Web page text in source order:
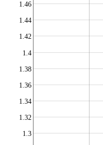
1.3
1.32
1.34
1.36
1.38
1.4
1.42
1.44
1.46